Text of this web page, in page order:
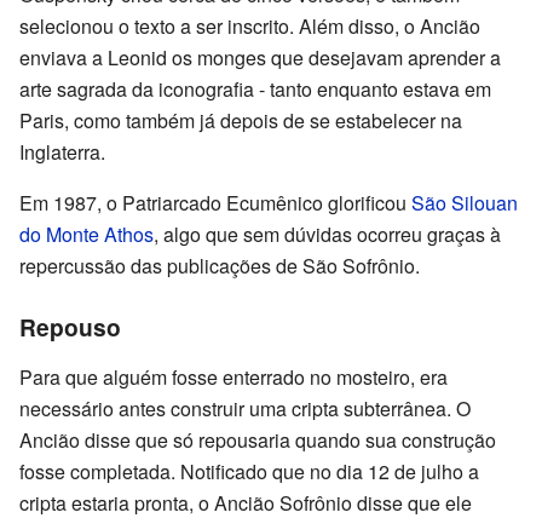
selecionou o texto a ser inscrito. Além disso, o Ancião
enviava a Leonid os monges que desejavam aprender a
arte sagrada da iconografia - tanto enquanto estava em
Paris, como também já depois de se estabelecer na
Inglaterra.
Em 1987, o Patriarcado Ecumênico glorificou São Silouan
do Monte Athos, algo que sem dúvidas ocorreu graças à
repercussão das publicações de São Sofrônio.
Repouso
Para que alguém fosse enterrado no mosteiro, era
necessário antes construir uma cripta subterrânea. O
Ancião disse que só repousaria quando sua construção
fosse completada. Notificado que no dia 12 de julho a
cripta estaria pronta, o Ancião Sofrônio disse que ele